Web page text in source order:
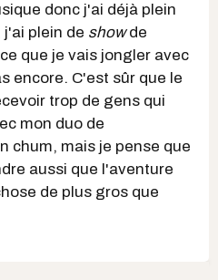
donc j'ai déjà plein
j'ai plein de showde
que je vais jongler avec
encore. C'est sûr que le
trop de gens qui
mon duo de
chum, mais je pense que
aussi que l'aventure
de plus gros que